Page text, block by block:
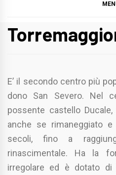
E’ il secondo centro più
dono San Severo. Nel
possente castello
anche se rimaneggiato
secoli, fino a
rinascimentale. Ha la
irregolare ed è dotato